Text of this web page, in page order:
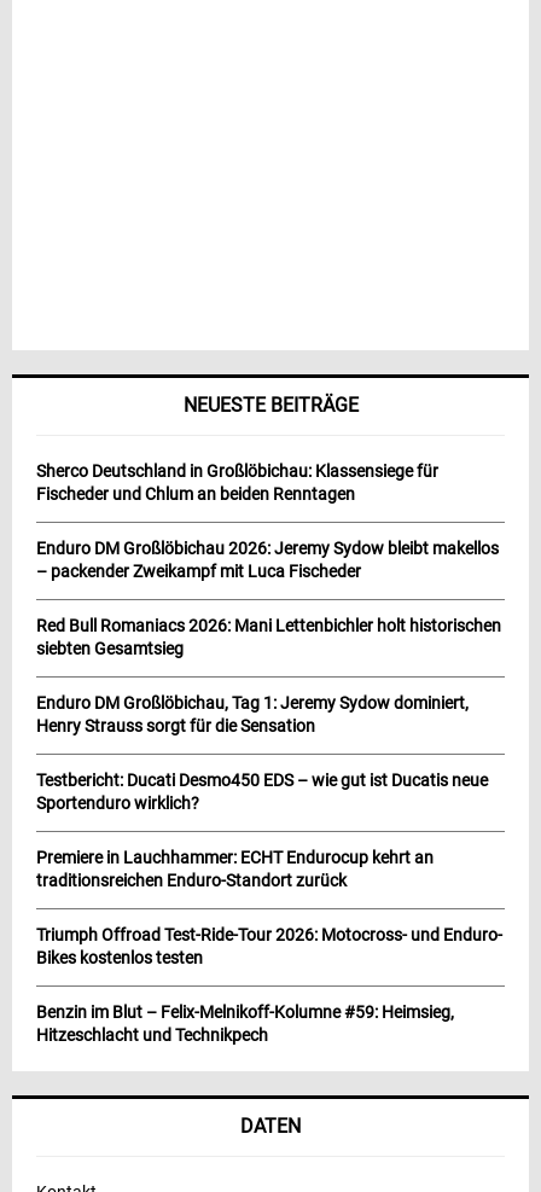
NEUESTE BEITRÄGE
Sherco Deutschland in Großlöbichau: Klassensiege für
Fischeder und Chlum an beiden Renntagen
Enduro DM Großlöbichau 2026: Jeremy Sydow bleibt makellos
– packender Zweikampf mit Luca Fischeder
Red Bull Romaniacs 2026: Mani Lettenbichler holt historischen
siebten Gesamtsieg
Enduro DM Großlöbichau, Tag 1: Jeremy Sydow dominiert,
Henry Strauss sorgt für die Sensation
Testbericht: Ducati Desmo450 EDS – wie gut ist Ducatis neue
Sportenduro wirklich?
Premiere in Lauchhammer: ECHT Endurocup kehrt an
traditionsreichen Enduro-Standort zurück
Triumph Offroad Test-Ride-Tour 2026: Motocross- und Enduro-
Bikes kostenlos testen
Benzin im Blut – Felix-Melnikoff-Kolumne #59: Heimsieg,
Hitzeschlacht und Technikpech
DATEN